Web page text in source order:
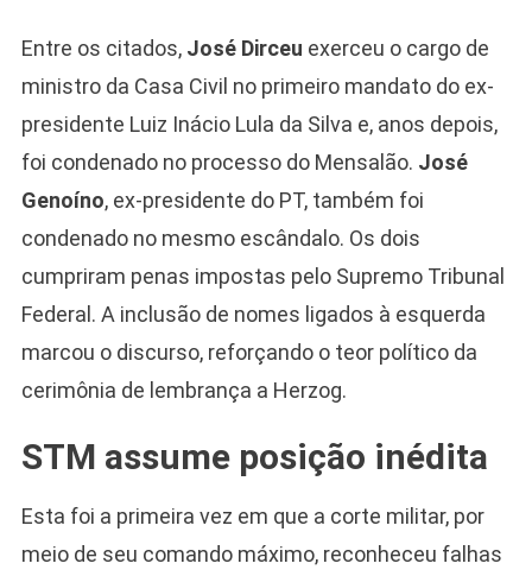
Entre os citados, José Dirceu exerceu o cargo de
ministro da Casa Civil no primeiro mandato do ex-
presidente Luiz Inácio Lula da Silva e, anos depois,
foi condenado no processo do Mensalão. José
Genoíno, ex-presidente do PT, também foi
condenado no mesmo escândalo. Os dois
cumpriram penas impostas pelo Supremo Tribunal
Federal. A inclusão de nomes ligados à esquerda
marcou o discurso, reforçando o teor político da
cerimônia de lembrança a Herzog.
STM assume posição inédita
Esta foi a primeira vez em que a corte militar, por
meio de seu comando máximo, reconheceu falhas